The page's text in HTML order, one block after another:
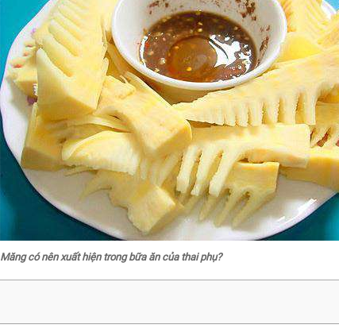
Măng có nên xuất hiện trong bữa ăn của thai phụ?